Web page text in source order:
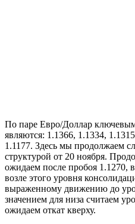
По паре Евро/Доллар
являются: 1.1366, 1.1334,
1.1177. Здесь мы продолжаем
структурой от 20 ноября.
ожидаем после пробоя 1.1270,
возле этого уровня
выраженному движению до
значением для низа считаем
ожидаем откат кверху.